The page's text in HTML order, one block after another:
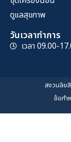
ดูแลสุขภาพ
วันเวลาทำการ
เวลา 09.00-
สงวนลิข
ข้อกำ